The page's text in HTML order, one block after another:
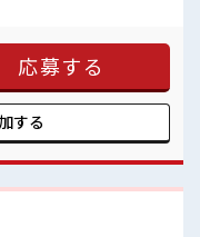
≪初めての仕事だけど自分
ンジするのは不安だけ
す！ イチからスキルUP・
！ ≪様々なお仕事をご提案
遣のお仕事です！ ■職
り！ オンオフの切替もで
ON/OFFの切替もしやす
応募する
する